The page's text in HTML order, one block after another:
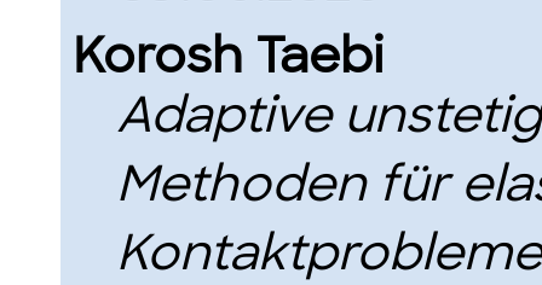
Korosh Taebi
Adaptive
Methoden für
Kontaktprobleme